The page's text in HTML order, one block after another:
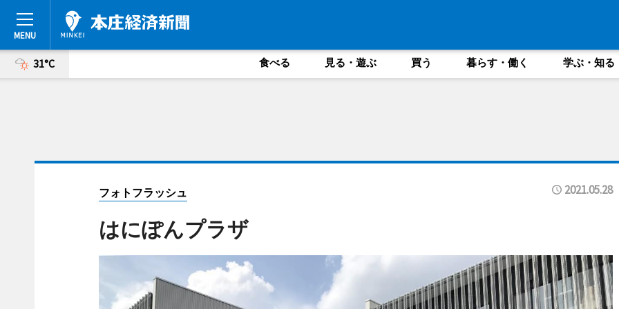
31°C 食べる 見る・遊ぶ 買う 暮らす・働く 学ぶ・知る
フォトフラッシュ 2021.05.28
はにぽんプラザ